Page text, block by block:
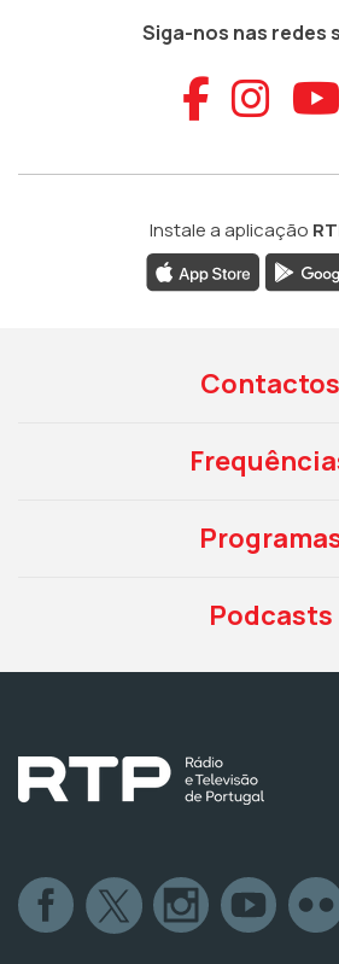
Siga-nos nas redes
Instale a aplicação
Contactos
Podcasts